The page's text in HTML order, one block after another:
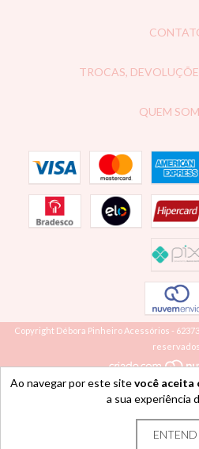
Ao navegar por este sitevocê aceita
a sua experiência
ENTENDI
TROCAS,
QUEM
Copyright Débora Pinheiro Acessórios -
reservados.